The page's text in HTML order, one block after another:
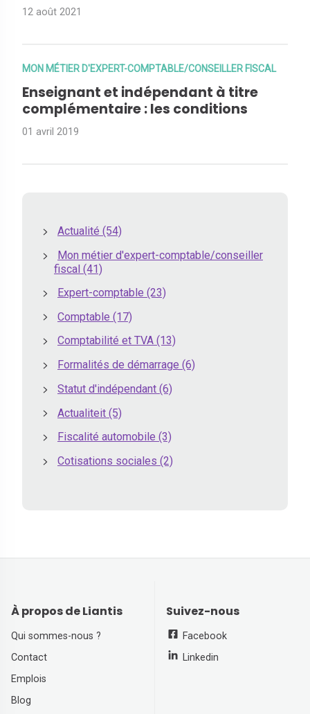
12 août 2021
MON MÉTIER D'EXPERT-COMPTABLE/CONSEILLER FISCAL
Enseignant et indépendant à titre
complémentaire : les conditions
01 avril 2019
Actualité (54)
Mon métier d'expert-comptable/conseiller
fiscal (41)
Expert-comptable (23)
Comptable (17)
Comptabilité et TVA (13)
Formalités de démarrage (6)
Statut d'indépendant (6)
Actualiteit (5)
Fiscalité automobile (3)
Cotisations sociales (2)
À propos de Liantis
Qui sommes-nous ?
Contact
Emplois
Blog
Suivez-nous
Facebook
Linkedin